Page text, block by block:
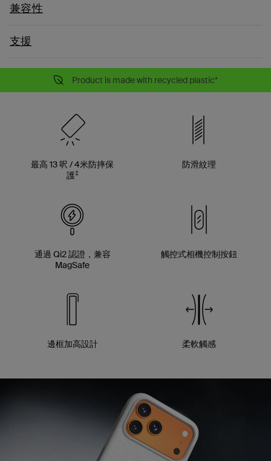
兼容性
支援
Product is made with recycled plastic*
最高 13 呎 / 4米防摔保
護‡
防滑紋理
通過 Qi2 認證，兼容
MagSafe
觸控式相機控制按鈕
邊框加高設計 柔軟觸感